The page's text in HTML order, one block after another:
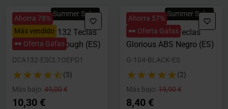
Ahorra 78%
Más vendido
🕶️ Oferta Gafas
Summer Sales
Conjunto de 132 Teclas
Black shine-through (ES)
DCA132-ESCL1OEPD1
(5)
Más bajo: Precio rebajado desde
49,00 €hasta
10,30 €
Ahorra 57%
🕶️ Oferta Gafas
Summer Sales
Juego de 105 Teclas
Glorious ABS Negro (ES)
G-104-BLACK-ES
(2)
Más bajo: Precio rebajado desde
19,90 €hasta
8,40 €